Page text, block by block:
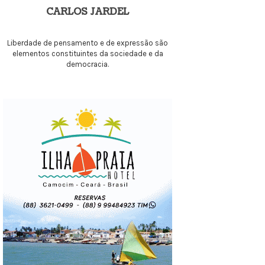
CARLOS JARDEL
Liberdade de pensamento e de expressão são
elementos constituintes da sociedade e da
democracia.